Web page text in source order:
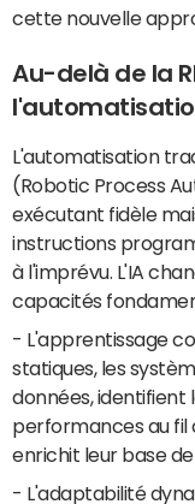
cette nouvelle
Au-delà de la
L'automatisation
(Robotic Process
exécutant fidèle
instructions
à l'imprévu. L'IA
capacités
- L'apprentissage
statiques, les
données,
performances au fil
enrichit leur base
- L'adaptabilité